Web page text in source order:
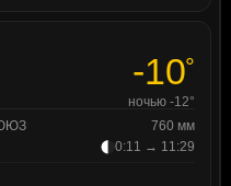
-10°
ночью -12°
760 мм
0:11 → 11:29